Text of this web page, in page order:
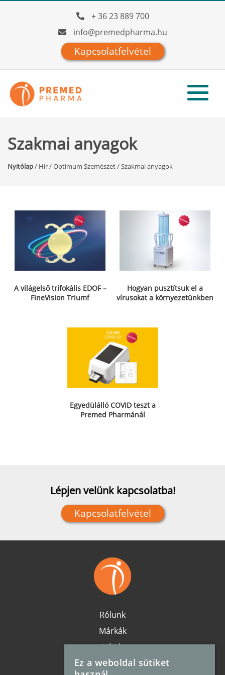
+ 36 23 889 700
info@premedpharma.hu
Kapcsolatfelvétel
Szakmai anyagok
Nyitólap/ Hír/Optimum Szemészet/Szakmai anyagok
A világelső trifokális EDOF –
FineVision Triumf
Hogyan pusztítsuk el a
vírusokat a környezetünkben
Egyedülálló COVID teszt a
Premed Pharmánál
Lépjen velünk kapcsolatba!
Kapcsolatfelvétel
Rólunk
Márkák
Hírek
Karrier
Ez a weboldal sütiket